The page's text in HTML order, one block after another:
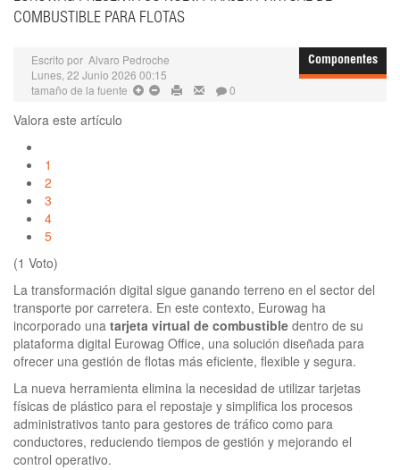
COMBUSTIBLE PARA FLOTAS
Componentes
Escrito por Alvaro Pedroche
Lunes, 22 Junio 2026 00:15
tamaño de la fuente
0
Valora este artículo
1
2
3
4
5
(1 Voto)
La transformación digital sigue ganando terreno en el sector del
transporte por carretera. En este contexto, Eurowag ha
incorporado una tarjeta virtual de combustible dentro de su
plataforma digital Eurowag Office, una solución diseñada para
ofrecer una gestión de flotas más eficiente, flexible y segura.
La nueva herramienta elimina la necesidad de utilizar tarjetas
físicas de plástico para el repostaje y simplifica los procesos
administrativos tanto para gestores de tráfico como para
conductores, reduciendo tiempos de gestión y mejorando el
control operativo.